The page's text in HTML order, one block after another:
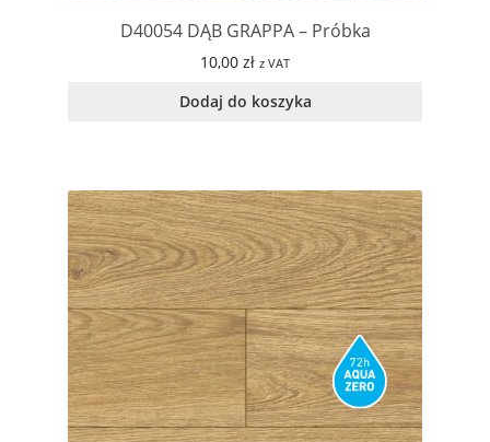
D40054 DĄB GRAPPA – Próbka
10,00 zł z VAT
Dodaj do koszyka